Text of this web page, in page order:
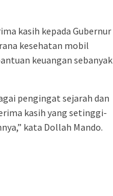
kasih kepada Gubernur
kesehatan mobil
keuangan sebanyak
pengingat sejarah dan
kasih yang setinggi-
kata Dollah Mando.